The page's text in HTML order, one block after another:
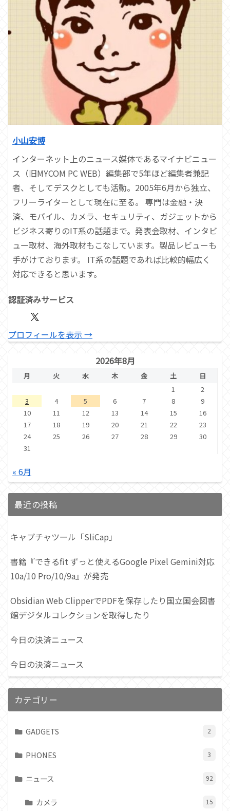
小山安博
インターネット上のニュース媒体であるマイナビニュー
ス（旧MYCOM PC WEB）編集部で5年ほど編集者兼記
者、そしてデスクとしても活動。2005年6月から独立、
フリーライターとして現在に至る。 専門は金融・決
済、モバイル、カメラ、セキュリティ、ガジェットから
ビジネス寄りのIT系の話題まで。発表会取材、インタビ
ュー取材、海外取材もこなしています。製品レビューも
手がけております。 IT系の話題であれば比較的幅広く
対応できると思います。
認証済みサービス
プロフィールを表示 →
2026年8月
月 火 水 木 金 土
日
1
2
3
4 5 6 7 8
9
10
11 12 13 14 15
16
17
18 19 20 21 22
23
24
25 26 27 28 29
30
31
« 6月
最近の投稿
キャプチャツール「SliCap」
書籍『できるfit ずっと使えるGoogle Pixel Gemini対応
10a/10 Pro/10/9a』が発売
Obsidian Web ClipperでPDFを保存したり国立国会図書
館デジタルコレクションを取得したり
今日の決済ニュース
今日の決済ニュース
カテゴリー
GADGETS 2
PHONES 3
ニュース 92
カメラ 15